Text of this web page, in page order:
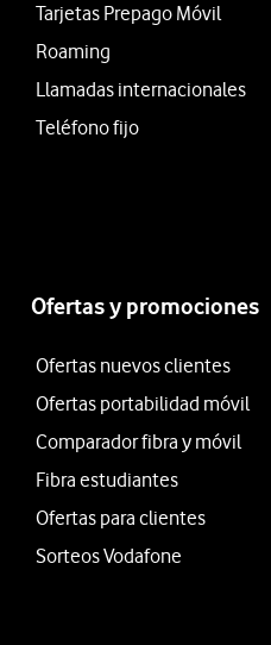
Tarjetas Prepago Móvil
Roaming
Llamadas internacionales
Teléfono fijo
Ofertas y promociones
Ofertas nuevos clientes
Ofertas portabilidad móvil
Comparador fibra y móvil
Fibra estudiantes
Ofertas para clientes
Sorteos Vodafone